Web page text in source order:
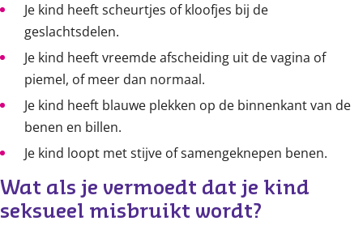
Je kind heeft scheurtjes of kloofjes bij de
geslachtsdelen.
Je kind heeft vreemde afscheiding uit de vagina of
piemel, of meer dan normaal.
Je kind heeft blauwe plekken op de binnenkant van de
benen en billen.
Je kind loopt met stijve of samengeknepen benen.
Wat als je vermoedt dat je kind
seksueel misbruikt wordt?